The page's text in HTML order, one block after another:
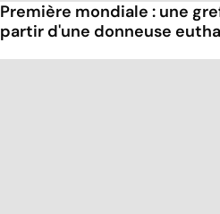
Première mondiale : une
partir d'une donneuse